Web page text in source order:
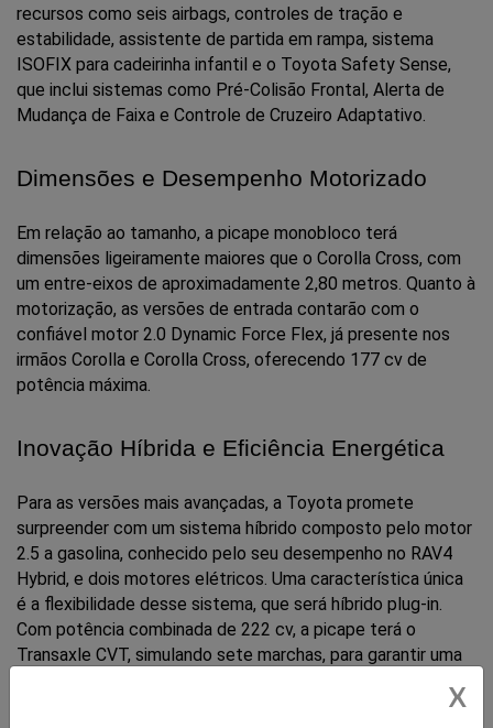
recursos como seis airbags, controles de tração e
estabilidade, assistente de partida em rampa, sistema
ISOFIX para cadeirinha infantil e o Toyota Safety Sense,
que inclui sistemas como Pré-Colisão Frontal, Alerta de
Mudança de Faixa e Controle de Cruzeiro Adaptativo.
Dimensões e Desempenho Motorizado
Em relação ao tamanho, a picape monobloco terá
dimensões ligeiramente maiores que o Corolla Cross, com
um entre-eixos de aproximadamente 2,80 metros. Quanto à
motorização, as versões de entrada contarão com o
confiável motor 2.0 Dynamic Force Flex, já presente nos
irmãos Corolla e Corolla Cross, oferecendo 177 cv de
potência máxima.
Inovação Híbrida e Eficiência Energética
Para as versões mais avançadas, a Toyota promete
surpreender com um sistema híbrido composto pelo motor
2.5 a gasolina, conhecido pelo seu desempenho no RAV4
Hybrid, e dois motores elétricos. Uma característica única
é a flexibilidade desse sistema, que será híbrido plug-in.
Com potência combinada de 222 cv, a picape terá o
Transaxle CVT, simulando sete marchas, para garantir uma
X